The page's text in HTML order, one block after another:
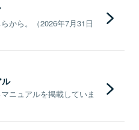
から。（2026年7月31日
ニュアルを掲載していま